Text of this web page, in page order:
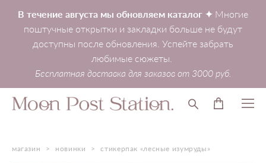
В течение августа мы обновляем каталог ✦ Многие
поштучные открытки и закладки больше не будут
доступны после обновления. Успейте забрать
любимые сюжеты.
Бесплатная доставка для заказов от 3000 руб.
магазин > новинки > стикерпак «лесные изумруды»